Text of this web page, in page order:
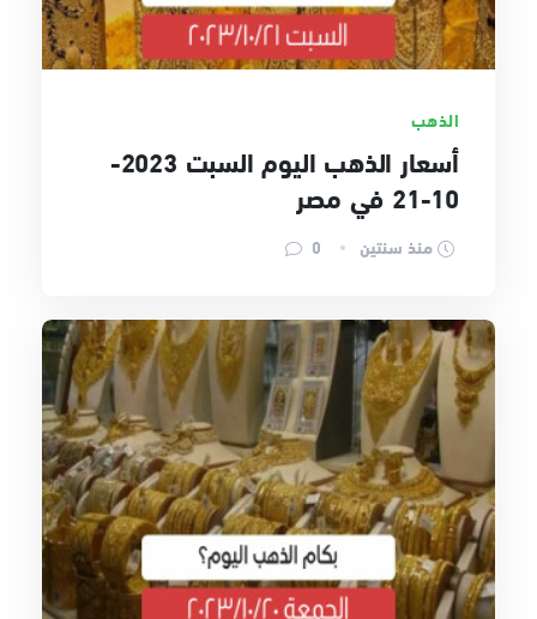
الذهب
أسعار الذهب اليوم السبت 2023-
10-21 في مصر
منذ سنتين